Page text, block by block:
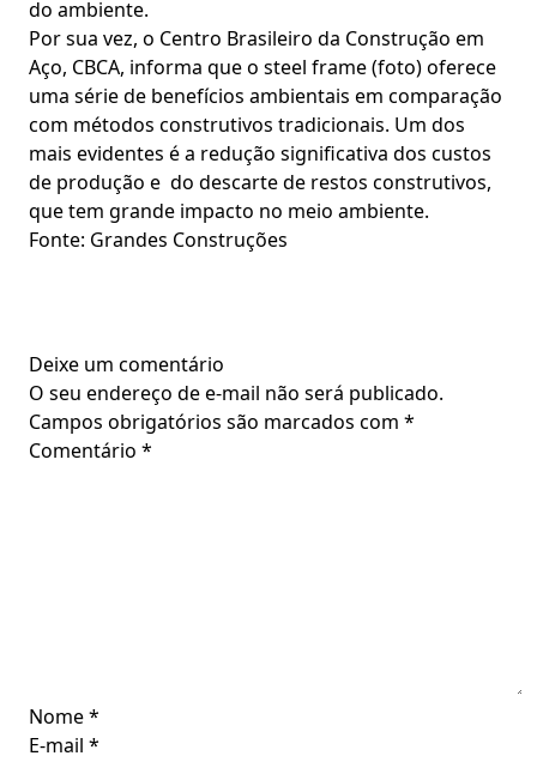
do ambiente.
Por sua vez, o Centro Brasileiro da Construção em
Aço, CBCA, informa que o steel frame (foto) oferece
uma série de benefícios ambientais em comparação
com métodos construtivos tradicionais. Um dos
mais evidentes é a redução significativa dos custos
de produção e do descarte de restos construtivos,
que tem grande impacto no meio ambiente.
Fonte: Grandes Construções
Deixe um comentário
O seu endereço de e-mail não será publicado.
Campos obrigatórios são marcados com *
Comentário *
Nome*
E-mail *